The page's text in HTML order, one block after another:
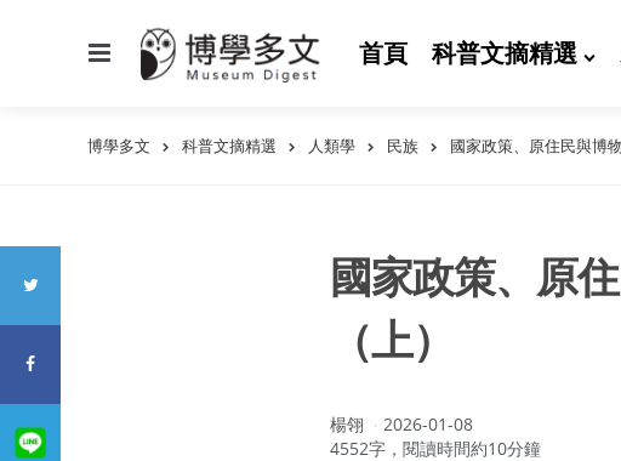
首頁 科普文摘精選
博學多文 科普文摘精選 人類學 民族 國家政策、原住民與博
國家政策、原
（上）
作
者：
楊翎
2026-01-08
4552字，閱讀時間約10分鐘